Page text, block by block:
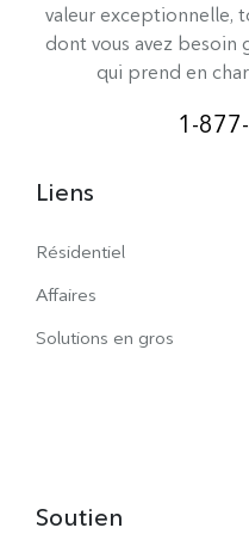
valeur exceptionnelle,
dont vous avez besoin
qui prend en
1-
Liens
Résidentiel
Affaires
Solutions en gros
Soutien